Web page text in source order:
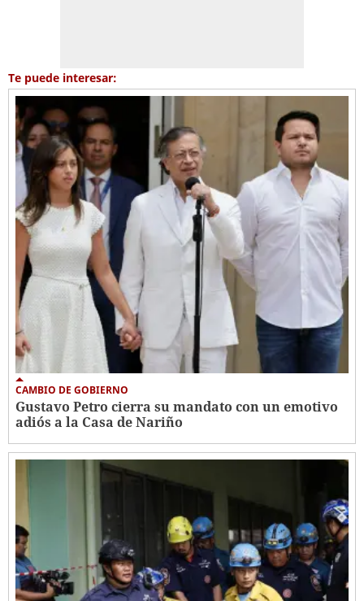
Te puede interesar:
CAMBIO DE GOBIERNO
Gustavo Petro cierra su mandato con un emotivo
adiós a la Casa de Nariño